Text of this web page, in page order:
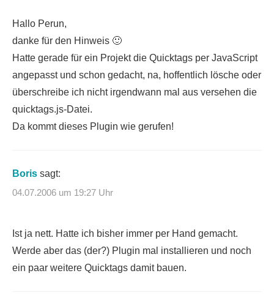
Hallo Perun,
danke für den Hinweis 🙂
Hatte gerade für ein Projekt die Quicktags per JavaScript
angepasst und schon gedacht, na, hoffentlich lösche oder
überschreibe ich nicht irgendwann mal aus versehen die
quicktags.js-Datei.
Da kommt dieses Plugin wie gerufen!
Boris sagt:
04.07.2006 um 19:27 Uhr
Ist ja nett. Hatte ich bisher immer per Hand gemacht.
Werde aber das (der?) Plugin mal installieren und noch
ein paar weitere Quicktags damit bauen.